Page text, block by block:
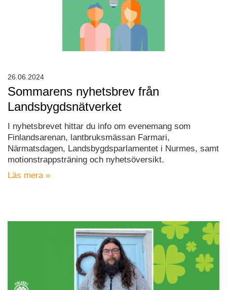
Sommarens nyhetsbrev från
Landsbygdsnätverket
I nyhetsbrevet hittar du info om evenemang som
Finlandsarenan, lantbruksmässan Farmari,
Närmatsdagen, Landsbygdsparlamentet i Nurmes, samt
motionstrappsträning och nyhetsöversikt.
Läs mera »
26.06.2024